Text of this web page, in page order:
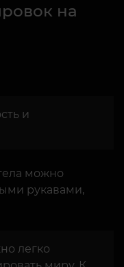
на
и
можно
рукавами,
легко